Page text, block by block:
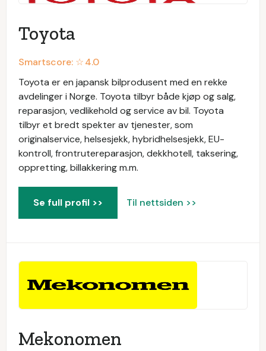
Toyota
Smartscore: ☆4.0
Toyota er en japansk bilprodusent med en rekke
avdelinger i Norge. Toyota tilbyr både kjøp og salg,
reparasjon, vedlikehold og service av bil. Toyota
tilbyr et bredt spekter av tjenester, som
originalservice, helsesjekk, hybridhelsesjekk, EU-
kontroll, frontrutereparasjon, dekkhotell, taksering,
oppretting, billakkering m.m.
Se full profil >> Til nettsiden >>
Mekonomen